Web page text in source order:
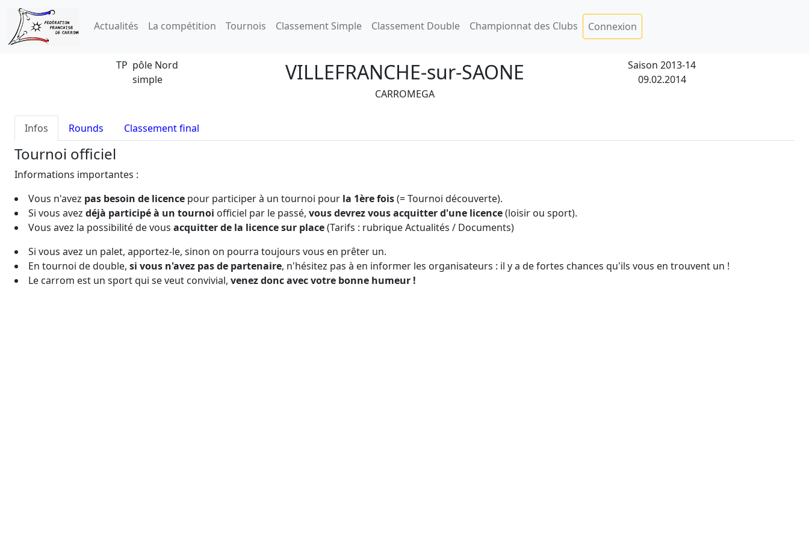
Actualités La compétition Tournois Classement Simple Classement Double Championnat des Clubs Connexion
TP pôle Nord
simple
VILLEFRANCHE-sur-SAONE
CARROMEGA
Saison 2013-14
09.02.2014
Infos Rounds Classement final
Tournoi officiel
Informations importantes :
Vous n'avez pas besoin de licence pour participer à un tournoi pour la 1ère fois(= Tournoi découverte).
Si vous avez déjà participé à un tournoi officiel par le passé, vous devrez vous acquitter d'une licence(loisir ou sport).
Vous avez la possibilité de vous acquitter de la licence sur place(Tarifs : rubrique Actualités / Documents)
Si vous avez un palet, apportez-le, sinon on pourra toujours vous en prêter un.
En tournoi de double, si vous n'avez pas de partenaire, n'hésitez pas à en informer les organisateurs : il y a de fortes chances qu'ils vous en trouvent un !
Le carrom est un sport qui se veut convivial, venez donc avec votre bonne humeur !